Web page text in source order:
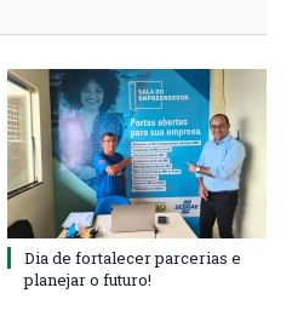
Dia de fortalecer parcerias e
planejar o futuro!